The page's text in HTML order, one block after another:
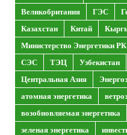
Великобритания
ГЭС
Казахстан
Китай
Министерство Энергетики РК
СЭС
ТЭЦ Узбекистан
Центральная Азия
атомная энергетика
возобновляемая энергетика
зеленая энергетика